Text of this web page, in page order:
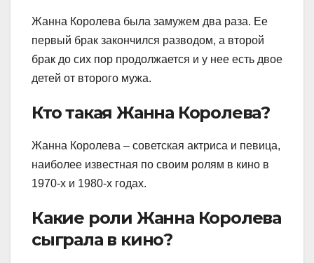
Жанна Королева была замужем два раза. Ее
первый брак закончился разводом, а второй
брак до сих пор продолжается и у нее есть двое
детей от второго мужа.
Кто такая Жанна Королева?
Жанна Королева – советская актриса и певица,
наиболее известная по своим ролям в кино в
1970-х и 1980-х годах.
Какие роли Жанна Королева
сыграла в кино?